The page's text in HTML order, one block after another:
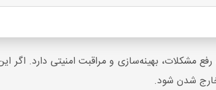
رفع مشکلات، بهینه‌سازی و مراقبت امنیتی دارد.
شدن شود.